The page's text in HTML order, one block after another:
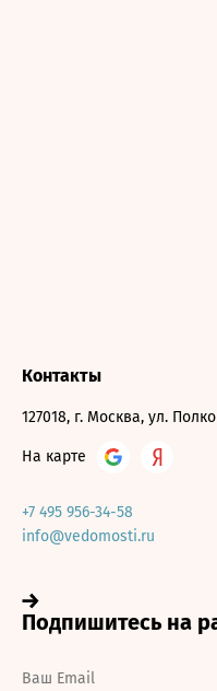
Контакты
127018, г. Москва, ул.
На карте
+7 495 956-34-58
info@vedomosti.ru